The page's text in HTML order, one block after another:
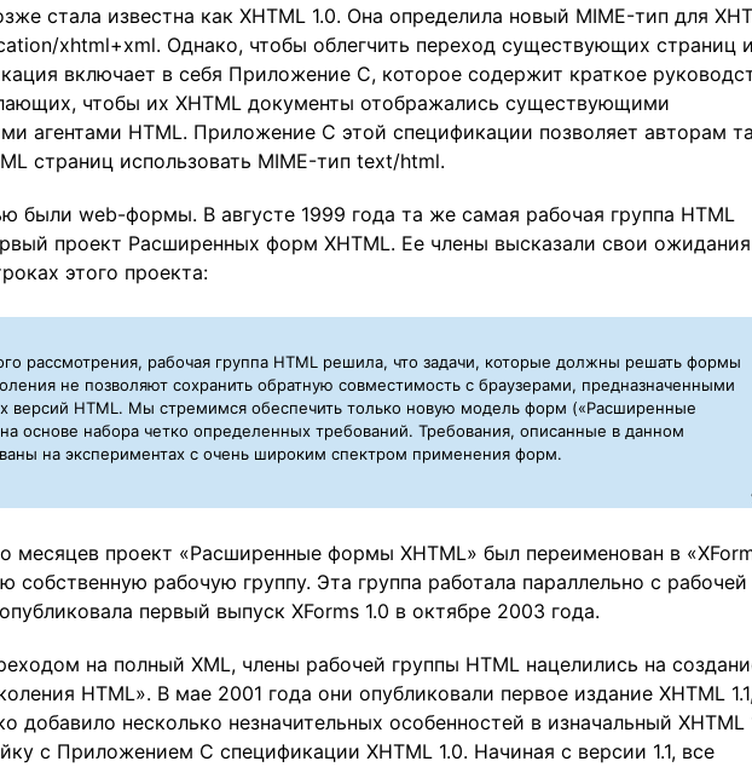
стала известна как XHTML 1.0. Она определила новый MIME-тип для
xhtml+xml. Однако, чтобы облегчить переход существующих страниц
включает в себя Приложение C, которое содержит краткое
чтобы их XHTML документы отображались существующими
агентами HTML. Приложение C этой спецификации позволяет авторам
страниц использовать MIME-тип text/html.
были web-формы. В августе 1999 года та же самая рабочая группа HTML
проект Расширенных форм XHTML. Ее члены высказали свои
этого проекта:
рассмотрения, рабочая группа HTML решила, что задачи, которые должны решать формы
не позволяют сохранить обратную совместимость с браузерами, предназначенными
версий HTML. Мы стремимся обеспечить только новую модель форм («Расширенные
основе набора четко определенных требований. Требования, описанные в данном
на экспериментах с очень широким спектром применения форм.
месяцев проект «Расширенные формы XHTML» был переименован в
собственную рабочую группу. Эта группа работала параллельно с рабочей
первый выпуск XForms 1.0 в октябре 2003 года.
на полный XML, члены рабочей группы HTML нацелились на
HTML». В мае 2001 года они опубликовали первое издание XHTML
добавило несколько незначительных особенностей в изначальный XHTML
с Приложением C спецификации XHTML 1.0. Начиная с версии 1.1, все